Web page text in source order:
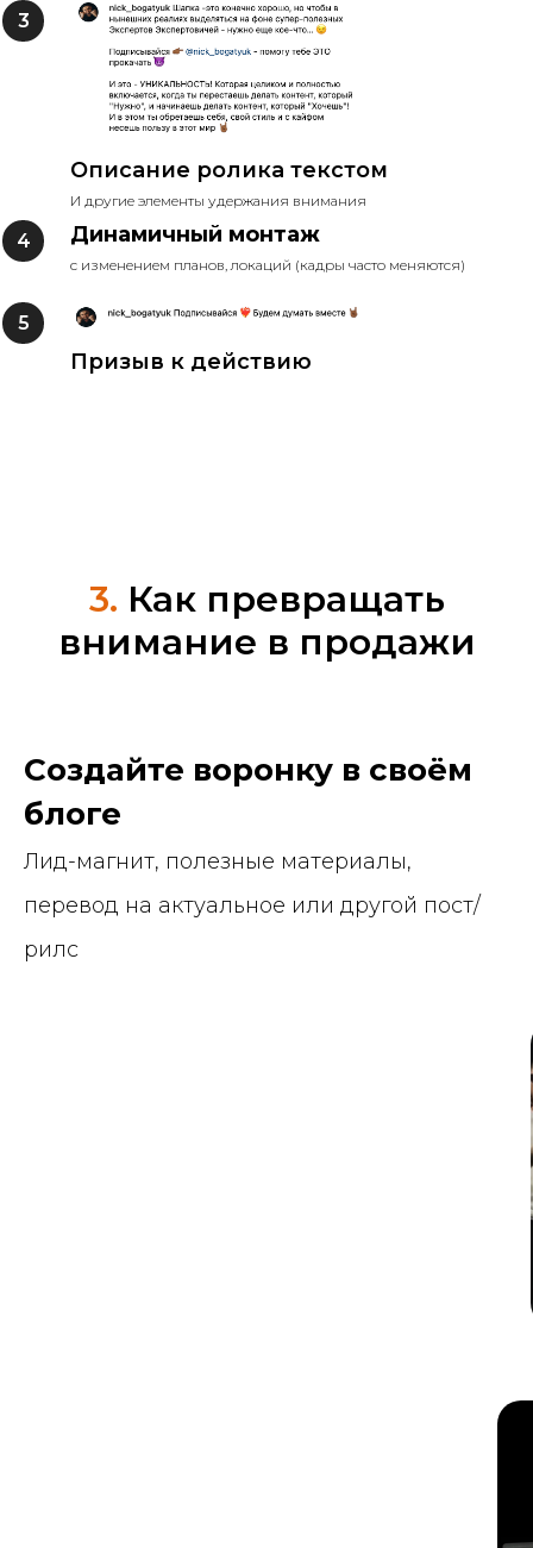
Описание ролика текстом
И другие элементы удержания внимания
Динамичный монтаж
с изменением планов, локаций (кадры часто меняются)
Призыв к действию
3. Как превращать
внимание в продажи
Создайте воронку в своём
блоге
Лид-магнит, полезные материалы,
перевод на актуальное или другой пост/
рилс